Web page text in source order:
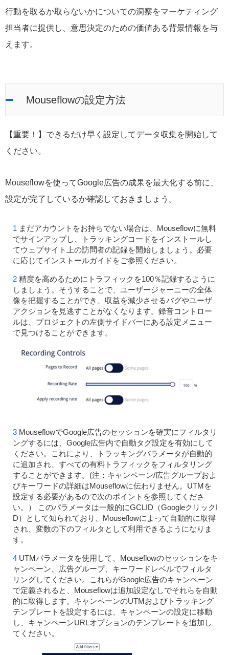
行動を取るか取らないかについての洞察をマーケティング
担当者に提供し、意思決定のための価値ある背景情報を与
えます。
Mouseflowの設定方法
【重要！】できるだけ早く設定してデータ収集を開始して
ください。
Mouseflowを使ってGoogle広告の成果を最大化する前に、
設定が完了しているか確認しておきましょう。
まだアカウントをお持ちでない場合は、Mouseflowに無料
でサインアップし、トラッキングコードをインストールし
てウェブサイト上の訪問者の記録を開始しましょう。必要
に応じてインストールガイドをご参照ください。
精度を高めるためにトラフィックを100％記録するように
しましょう。そうすることで、ユーザージャーニーの全体
像を把握することができ、収益を減少させるバグやユーザ
アクションを見逃すことがなくなります。録音コントロー
ルは、プロジェクトの左側サイドバーにある設定メニュー
で見つけることができます。
MouseflowでGoogle広告のセッションを確実にフィルタリ
ングするには、Google広告内で自動タグ設定を有効にして
ください。これにより、トラッキングパラメータが自動的
に追加され、すべての有料トラフィックをフィルタリング
することができます。(注：キャンペーン/広告グループおよ
びキーワードの詳細はMouseflowに伝わりません。UTMを
設定する必要があるので次のポイントを参照してくださ
い。） このパラメータは一般的にGCLID（GoogleクリックI
D）として知られており、Mouseflowによって自動的に取得
され、変数の下のフィルタとして利用できるようになりま
す。
UTMパラメータを使用して、Mouseflowのセッションをキ
ャンペーン、広告グループ、キーワードレベルでフィルタ
リングしてください。これらがGoogle広告のキャンペーン
で定義されると、Mouseflowは追加設定なしでそれらを自動
的に取得します。キャンペーンのUTMおよびトラッキング
テンプレートを設定するには、キャンペーンの設定に移動
し、キャンペーンURLオプションのテンプレートを追加し
てください。